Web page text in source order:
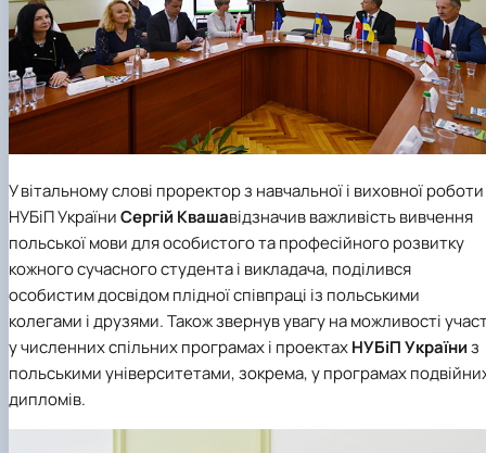
У вітальному слові проректор з навчальної і виховної роботи
НУБіП УкраїниСергій Квашавідзначив важливість вивчення
польської мови для особистого та професійного розвитку
кожного сучасного студента і викладача, поділився
особистим досвідом плідної співпраці із польськими
колегами і друзями. Також звернув увагу на можливості
у численних спільних програмах і проектахНУБіП Україниз
польськими університетами, зокрема, у програмах
дипломів.